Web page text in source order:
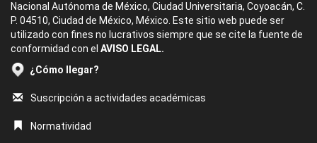
Nacional Autónoma de México, Ciudad Universitaria, Coyoacán, C.
P. 04510, Ciudad de México, México. Este sitio web puede ser
utilizado con fines no lucrativos siempre que se cite la fuente de
conformidad con el AVISO LEGAL.
¿Cómo llegar?
Suscripción a actividades académicas
Normatividad